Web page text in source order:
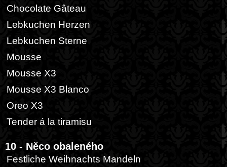
Chocolate Gâteau
Lebkuchen Herzen
Lebkuchen Sterne
Mousse
Mousse X3
Mousse X3 Blanco
Oreo X3
Tender á la tiramisu
10 - Něco obaleného
Festliche Weihnachts Mandeln